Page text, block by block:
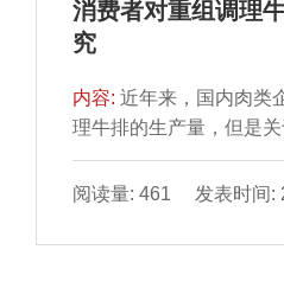
鸭制品的感官评价、电
失、剪切力、水分含量
消费者对重组调理
究
内容:近年来，国内肉类
理牛排的生产量，但是
牛排的态度鲜有报 道。
实地调研相结合的方法调
是消费者购买重组调理
阅读量: 461 发表时间: